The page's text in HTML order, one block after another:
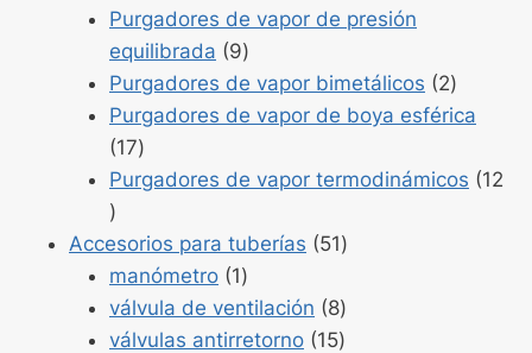
1
Purgadores de vapor de presión
equilibrada
9Productos
9
Purgadores de vapor bimetálicos 2
2
Purgadores de vapor de boya esférica
17Productos
17
Purgadores de vapor termodinámicos
12
Productos
12
Accesorios para tuberías 51Productos
manómetro 1Producto
1
válvula de ventilación 8Productos
8
válvulas antirretorno 15Productos